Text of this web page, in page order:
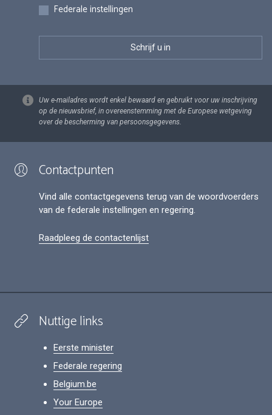
Federale instellingen
Uw e-mailadres wordt enkel bewaard en gebruikt voor uw inschrijving
op de nieuwsbrief, in overeenstemming met de Europese wetgeving
over de bescherming van persoonsgegevens.
Contactpunten
Vind alle contactgegevens terug van de woordvoerders
van de federale instellingen en regering.
Raadpleeg de contactenlijst
Nuttige links
Eerste minister
Federale regering
Belgium.be
Your Europe